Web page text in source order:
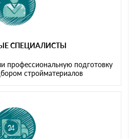
СПЕЦИАЛИСТЫ
профессиональную подготовку
стройматериалов